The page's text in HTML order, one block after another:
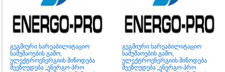
გეგმიური სარეაბილიტაციო
სამუშაოების გამო,
ელექტროენერგიის მიწოდება
შეეზღუდება „ენერგო-პრო
გეგმიური სარეაბილიტაციო
სამუშაოების გამო,
ელექტროენერგიის მიწოდება
შეეზღუდება „ენერგო-პრო